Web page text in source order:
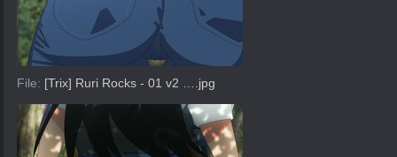
File: [Trix] Ruri Rocks - 01 v2 ….jpg